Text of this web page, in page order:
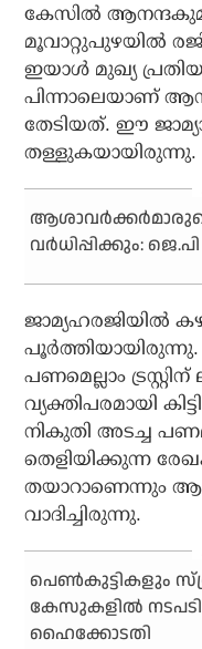
കേസിൽ
മൂവാറ്റുപുഴയിൽ
ഇയാൾ മുഖ്യ
പിന്നാലെയാണ്
തേടിയത്. ഈ
തള്ളുകയായിരുന്നു.
വര്‍ധിപ്പിക്കും: ജെ.പി
ജാമ്യഹരജിയിൽ
പണമെല്ലാം
വ്യക്തിപരമായി
നികുതി അടച്ച
തെളിയിക്കുന്ന
തയാറാണെന്നും
വാദിച്ചിരുന്നു.
പെണ്‍കുട്ടികളും
കേസുകളില്‍
ഹൈക്കോടതി